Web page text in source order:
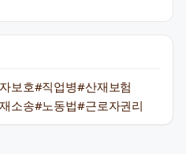
보호#직업병#산재보험
소송#노동법#근로자권리